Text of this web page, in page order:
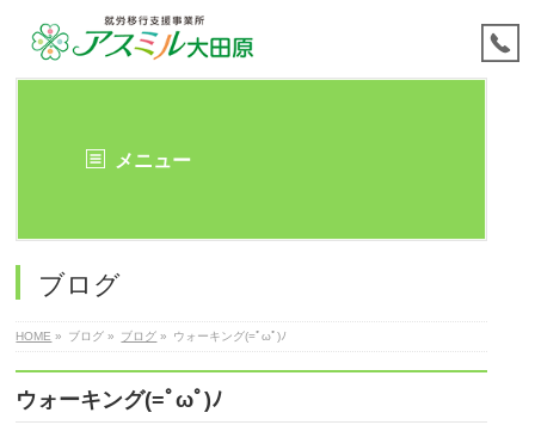
メニュー
ブログ
HOME » ブログ » ブログ » ウォーキング(=ﾟωﾟ)ﾉ
ウォーキング(=ﾟωﾟ)ﾉ